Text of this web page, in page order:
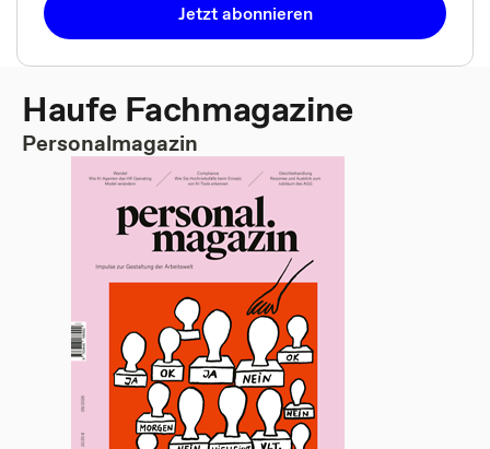
Jetzt abonnieren
Haufe Fachmagazine
Personalmagazin